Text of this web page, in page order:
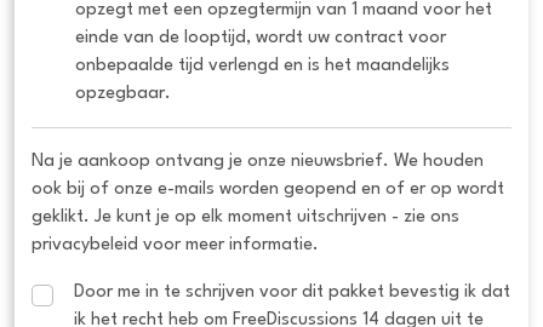
opzegt met een opzegtermijn van 1 maand voor het
einde van de looptijd, wordt uw contract voor
onbepaalde tijd verlengd en is het maandelijks
opzegbaar.
Na je aankoop ontvang je onze nieuwsbrief. We houden
ook bij of onze e-mails worden geopend en of er op wordt
geklikt. Je kunt je op elk moment uitschrijven - zie ons
privacybeleid voor meer informatie.
Door me in te schrijven voor dit pakket bevestig ik dat
ik het recht heb om FreeDiscussions 14 dagen uit te